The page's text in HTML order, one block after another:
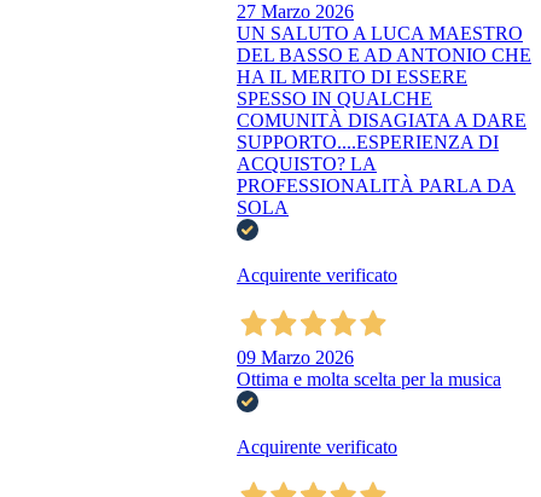
27 Marzo 2026
UN SALUTO A LUCA MAESTRO
DEL BASSO E AD ANTONIO CHE
HA IL MERITO DI ESSERE
SPESSO IN QUALCHE
COMUNITÀ DISAGIATA A DARE
SUPPORTO....ESPERIENZA DI
ACQUISTO? LA
PROFESSIONALITÀ PARLA DA
SOLA
Acquirente verificato
09 Marzo 2026
Ottima e molta scelta per la musica
Acquirente verificato